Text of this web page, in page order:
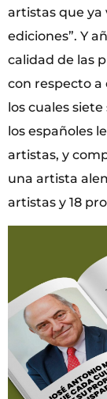
artistas que ya
ediciones”. Y
calidad de las
con respecto a
los cuales
los españoles
artistas, y
una artista
artistas y 18